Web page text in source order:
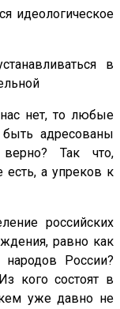
идеологическое
в
нет, то любые
адресованы
верно? Так что,
есть, а упреков к
российских
равно как
России?
кого состоят в
уже давно не